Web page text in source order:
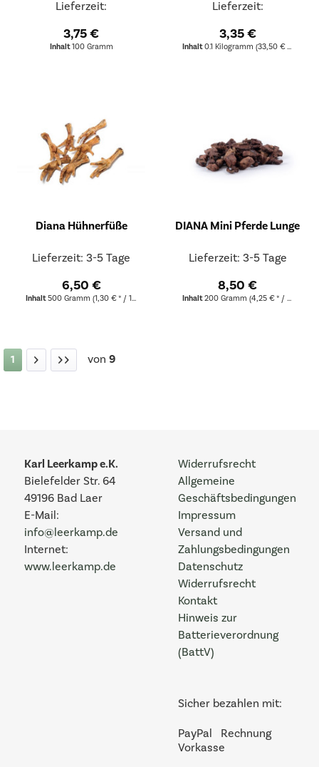
Lieferzeit:
3,75 €
Inhalt100 Gramm
Lieferzeit:
3,35 €
Inhalt0.1 Kilogramm (33,50 € * / 1 Kilogramm)
Diana Hühnerfüße
Lieferzeit: 3-5 Tage
6,50 €
Inhalt500 Gramm(1,30 € * / 100 Gramm)
DIANA Mini Pferde Lunge
Lieferzeit: 3-5 Tage
8,50 €
Inhalt200 Gramm (4,25 € * / 100 Gramm)
1 von9
Widerrufsrecht
Allgemeine
Geschäftsbedingungen
Impressum
Versand und
Zahlungsbedingungen
Datenschutz
Widerrufsrecht
Kontakt
Hinweis zur
Batterieverordnung
(BattV)
Sicher bezahlen mit:
PayPal
Rechnung
Vorkasse
Karl Leerkamp e.K.
Bielefelder Str. 64
49196 Bad Laer
E-Mail:
info@leerkamp.de
Internet:
www.leerkamp.de